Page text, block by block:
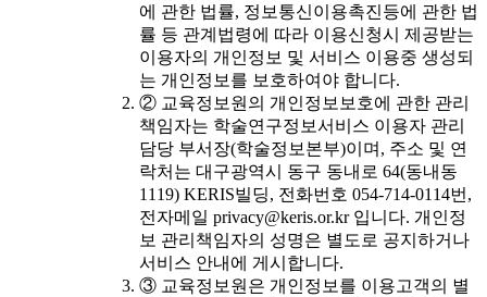
에 관한 법률, 정보통신이용촉진등에 관한 법
률 등 관계법령에 따라 이용신청시 제공받는
이용자의 개인정보 및 서비스 이용중 생성되
는 개인정보를 보호하여야 합니다.
② 교육정보원의 개인정보보호에 관한 관리
책임자는 학술연구정보서비스 이용자 관리
담당 부서장(학술정보본부)이며, 주소 및 연
락처는 대구광역시 동구 동내로 64(동내동
1119) KERIS빌딩, 전화번호 054-714-0114번,
전자메일 privacy@keris.or.kr 입니다. 개인정
보 관리책임자의 성명은 별도로 공지하거나
서비스 안내에 게시합니다.
③ 교육정보원은 개인정보를 이용고객의 별